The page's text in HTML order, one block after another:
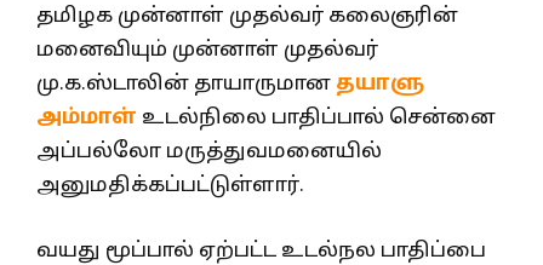
தமிழக முன்னாள் முதல்வர் கலைஞரின்
மனைவியும் முன்னாள் முதல்வர்
மு.க.ஸ்டாலின் தாயாருமான தயாளு
அம்மாள் உடல்நிலை பாதிப்பால் சென்னை
அப்பல்லோ மருத்துவமனையில்
அனுமதிக்கப்பட்டுள்ளார்.
வயது மூப்பால் ஏற்பட்ட உடல்நல பாதிப்பை